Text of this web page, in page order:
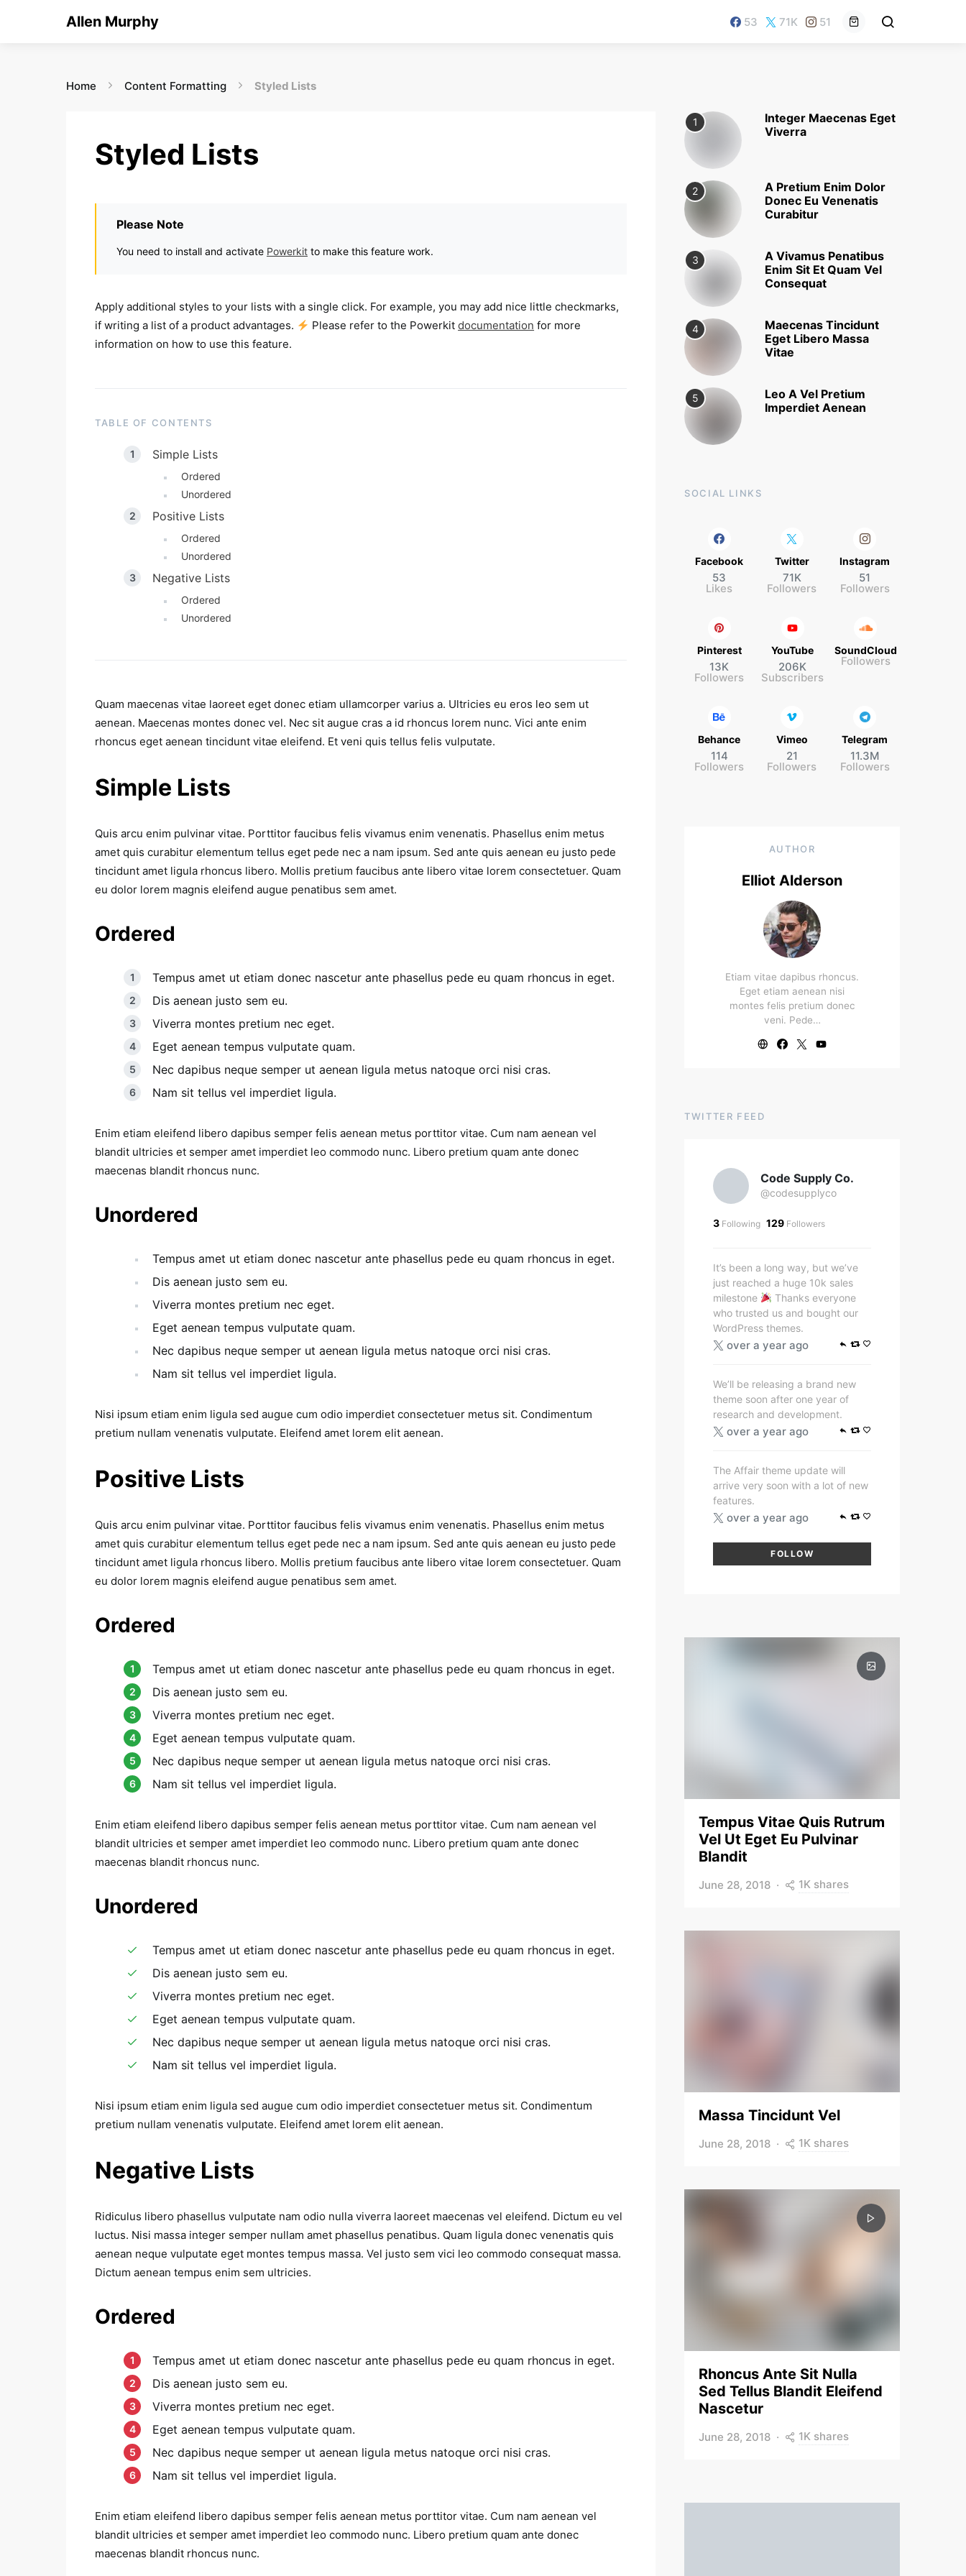
Allen Murphy 53 71K 51
Home Content Formatting Styled Lists
Styled Lists
Please Note
You need to install and activate Powerkit to make this feature work.
Apply additional styles to your lists with a single click. For example, you may add nice little checkmarks,
if writing a list of a product advantages.
Please refer to the Powerkitdocumentation for more
information on how to use this feature.
TABLE OF CONTENTS
Simple Lists
Ordered
Unordered
Positive Lists
Ordered
Unordered
Negative Lists
Ordered
Unordered
Quam maecenas vitae laoreet eget donec etiam ullamcorper varius a. Ultricies eu eros leo sem ut
aenean. Maecenas montes donec vel. Nec sit augue cras a id rhoncus lorem nunc. Vici ante enim
rhoncus eget aenean tincidunt vitae eleifend. Et veni quis tellus felis vulputate.
Simple Lists
Quis arcu enim pulvinar vitae. Porttitor faucibus felis vivamus enim venenatis. Phasellus enim metus
amet quis curabitur elementum tellus eget pede nec a nam ipsum. Sed ante quis aenean eu justo pede
tincidunt amet ligula rhoncus libero. Mollis pretium faucibus ante libero vitae lorem consectetuer. Quam
eu dolor lorem magnis eleifend augue penatibus sem amet.
Ordered
Tempus amet ut etiam donec nascetur ante phasellus pede eu quam rhoncus in eget.
Dis aenean justo sem eu.
Viverra montes pretium nec eget.
Eget aenean tempus vulputate quam.
Nec dapibus neque semper ut aenean ligula metus natoque orci nisi cras.
Nam sit tellus vel imperdiet ligula.
Enim etiam eleifend libero dapibus semper felis aenean metus porttitor vitae. Cum nam aenean vel
blandit ultricies et semper amet imperdiet leo commodo nunc. Libero pretium quam ante donec
maecenas blandit rhoncus nunc.
Unordered
Tempus amet ut etiam donec nascetur ante phasellus pede eu quam rhoncus in eget.
Dis aenean justo sem eu.
Viverra montes pretium nec eget.
Eget aenean tempus vulputate quam.
Nec dapibus neque semper ut aenean ligula metus natoque orci nisi cras.
Nam sit tellus vel imperdiet ligula.
Nisi ipsum etiam enim ligula sed augue cum odio imperdiet consectetuer metus sit. Condimentum
pretium nullam venenatis vulputate. Eleifend amet lorem elit aenean.
Positive Lists
Quis arcu enim pulvinar vitae. Porttitor faucibus felis vivamus enim venenatis. Phasellus enim metus
amet quis curabitur elementum tellus eget pede nec a nam ipsum. Sed ante quis aenean eu justo pede
tincidunt amet ligula rhoncus libero. Mollis pretium faucibus ante libero vitae lorem consectetuer. Quam
eu dolor lorem magnis eleifend augue penatibus sem amet.
Ordered
Tempus amet ut etiam donec nascetur ante phasellus pede eu quam rhoncus in eget.
Dis aenean justo sem eu.
Viverra montes pretium nec eget.
Eget aenean tempus vulputate quam.
Nec dapibus neque semper ut aenean ligula metus natoque orci nisi cras.
Nam sit tellus vel imperdiet ligula.
Enim etiam eleifend libero dapibus semper felis aenean metus porttitor vitae. Cum nam aenean vel
blandit ultricies et semper amet imperdiet leo commodo nunc. Libero pretium quam ante donec
maecenas blandit rhoncus nunc.
Unordered
Tempus amet ut etiam donec nascetur ante phasellus pede eu quam rhoncus in eget.
Dis aenean justo sem eu.
Viverra montes pretium nec eget.
Eget aenean tempus vulputate quam.
Nec dapibus neque semper ut aenean ligula metus natoque orci nisi cras.
Nam sit tellus vel imperdiet ligula.
Nisi ipsum etiam enim ligula sed augue cum odio imperdiet consectetuer metus sit. Condimentum
pretium nullam venenatis vulputate. Eleifend amet lorem elit aenean.
Negative Lists
Ridiculus libero phasellus vulputate nam odio nulla viverra laoreet maecenas vel eleifend. Dictum eu vel
luctus. Nisi massa integer semper nullam amet phasellus penatibus. Quam ligula donec venenatis quis
aenean neque vulputate eget montes tempus massa. Vel justo sem vici leo commodo consequat massa.
Dictum aenean tempus enim sem ultricies.
Ordered
Tempus amet ut etiam donec nascetur ante phasellus pede eu quam rhoncus in eget.
Dis aenean justo sem eu.
Viverra montes pretium nec eget.
Eget aenean tempus vulputate quam.
Nec dapibus neque semper ut aenean ligula metus natoque orci nisi cras.
Nam sit tellus vel imperdiet ligula.
Enim etiam eleifend libero dapibus semper felis aenean metus porttitor vitae. Cum nam aenean vel
blandit ultricies et semper amet imperdiet leo commodo nunc. Libero pretium quam ante donec
maecenas blandit rhoncus nunc.
1
Integer Maecenas Eget
Viverra
2
A Pretium Enim Dolor
Donec Eu Venenatis
Curabitur
3
A Vivamus Penatibus
Enim Sit Et Quam Vel
Consequat
4
Maecenas Tincidunt
Eget Libero Massa
Vitae
5
Leo A Vel Pretium
Imperdiet Aenean
SOCIAL LINKS
Facebook
53
Likes
Twitter
71K
Followers
Instagram
51
Followers
Pinterest
13K
Followers
YouTube
206K
Subscribers
SoundCloud
Followers
Behance
114
Followers
Vimeo
21
Followers
Telegram
11.3M
Followers
AUTHOR
Elliot Alderson
Etiam vitae dapibus rhoncus.
Eget etiam aenean nisi
montes felis pretium donec
veni. Pede…
TWITTER FEED
Code Supply Co.
@codesupplyco
3 Following 129 Followers
It’s been a long way, but we’ve
just reached a huge 10k sales
milestone
Thanks everyone
who trusted us and bought our
WordPress themes.
over a year ago
We’ll be releasing a brand new
theme soon after one year of
research and development.
over a year ago
The Affair theme update will
arrive very soon with a lot of new
features.
over a year ago
FOLLOW
Tempus Vitae Quis Rutrum
Vel Ut Eget Eu Pulvinar
Blandit
June 28, 2018 1K shares
Massa Tincidunt Vel
June 28, 2018 1K shares
Rhoncus Ante Sit Nulla
Sed Tellus Blandit Eleifend
Nascetur
June 28, 2018 1K shares